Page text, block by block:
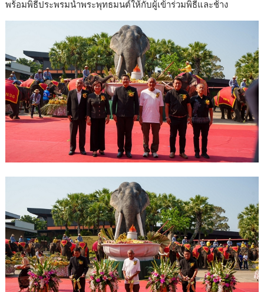
พร้อมพิธีประพรมน้ำพระพุทธมนต์ให้กับผู้เข้าร่วมพิธีและช้าง